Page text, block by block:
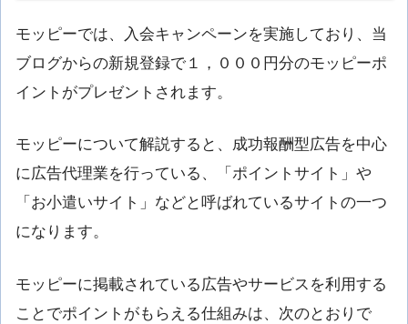
モッピーでは、入会キャンペーンを実施しており、当
ブログからの新規登録で１，０００円分のモッピーポ
イントがプレゼントされます。
モッピーについて解説すると、成功報酬型広告を中心
に広告代理業を行っている、「ポイントサイト」や
「お小遣いサイト」などと呼ばれているサイトの一つ
になります。
モッピーに掲載されている広告やサービスを利用する
ことでポイントがもらえる仕組みは、次のとおりで